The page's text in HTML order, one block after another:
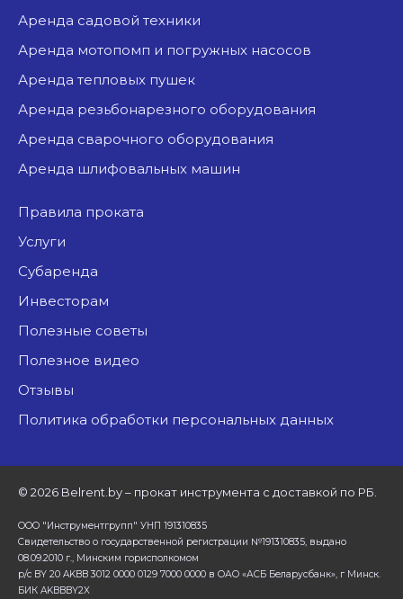
аренда садовой техники
аренда мотопомп и погружных насосов
аренда тепловых пушек
аренда резьбонарезного оборудования
аренда сварочного оборудования
аренда шлифовальных машин
Правила проката
Услуги
Субаренда
Инвесторам
Полезные советы
Полезное видео
Отзывы
Политика обработки персональных данных
© 2026 Belrent.by – прокат инструмента с доставкой по РБ.
ООО "Инструментгрупп" УНП 191310835
Свидетельство о государственной регистрации №191310835, выдано
08.09.2010 г., Минским горисполкомом
р/с BY 20 AKBB 3012 0000 0129 7000 0000 в ОАО «АСБ Беларусбанк», г Минск.
БИК AKBBBY2X